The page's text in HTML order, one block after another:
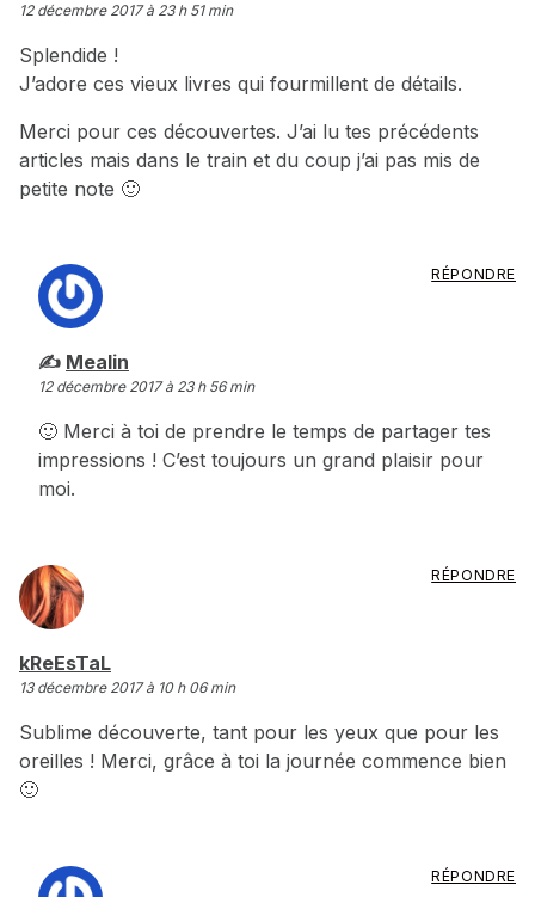
12 décembre 2017 à 23 h 51 min
Splendide !
J’adore ces vieux livres qui fourmillent de détails.
Merci pour ces découvertes. J’ai lu tes précédents
articles mais dans le train et du coup j’ai pas mis de
petite note 🙂
Mealin
12 décembre 2017 à 23 h 56 min
🙂 Merci à toi de prendre le temps de partager tes
impressions ! C’est toujours un grand plaisir pour
moi.
RÉPONDRE
kReEsTaL
13 décembre 2017 à 10 h 06 min
Sublime découverte, tant pour les yeux que pour les
oreilles ! Merci, grâce à toi la journée commence bien
🙂
RÉPONDRE
RÉPONDRE